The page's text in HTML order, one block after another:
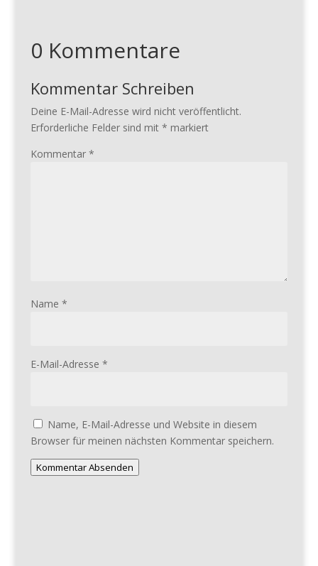
0 Kommentare
Kommentar Schreiben
Deine E-Mail-Adresse wird nicht veröffentlicht.
Erforderliche Felder sind mit * markiert
Kommentar *
Name *
E-Mail-Adresse *
Name, E-Mail-Adresse und Website in diesem
Browser für meinen nächsten Kommentar speichern.
Kommentar Absenden